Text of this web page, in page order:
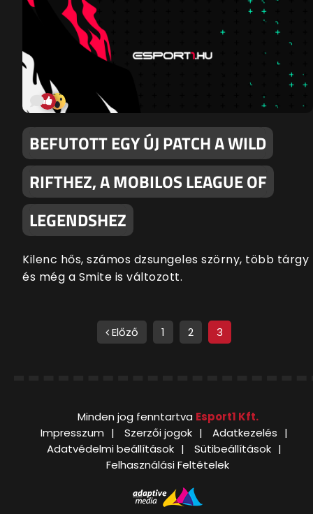
BEFUTOTT EGY ÚJ PATCH A WILD
RIFTHEZ, A MOBILOS LEAGUE OF
LEGENDSHEZ
Kilenc hős, számos dzsungeles szörny, több tárgy
és még a Smite is változott.
Előző 1 2 3
Minden jog fenntartva Esport1 Kft.
Impresszum
Szerzői jogok
Adatkezelés
Adatvédelmi beállítások
Sütibeállítások
Felhasználási Feltételek